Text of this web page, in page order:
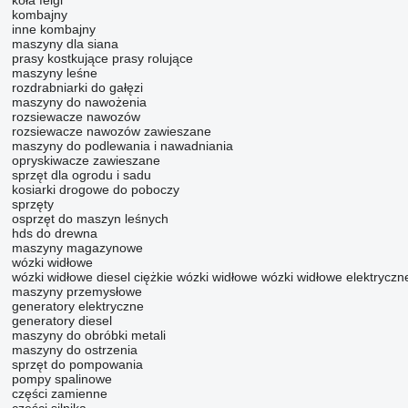
kombajny
inne kombajny
maszyny dla siana
prasy kostkujące prasy rolujące
maszyny leśne
rozdrabniarki do gałęzi
maszyny do nawożenia
rozsiewacze nawozów
rozsiewacze nawozów zawieszane
maszyny do podlewania i nawadniania
opryskiwacze zawieszane
sprzęt dla ogrodu i sadu
kosiarki drogowe do poboczy
sprzęty
osprzęt do maszyn leśnych
hds do drewna
maszyny magazynowe
wózki widłowe
wózki widłowe diesel ciężkie wózki widłowe wózki widłowe
maszyny przemysłowe
generatory elektryczne
generatory diesel
maszyny do obróbki metali
maszyny do ostrzenia
sprzęt do pompowania
pompy spalinowe
części zamienne